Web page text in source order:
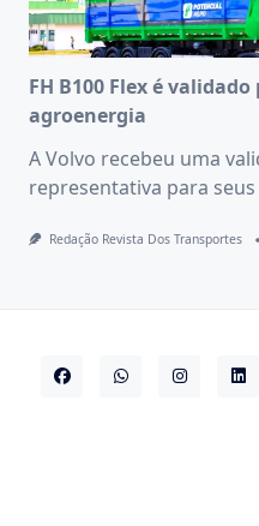
FH B100 Flex é
agroenergia
A Volvo recebeu uma
representativa para seus
Redação Revista Dos Transportes